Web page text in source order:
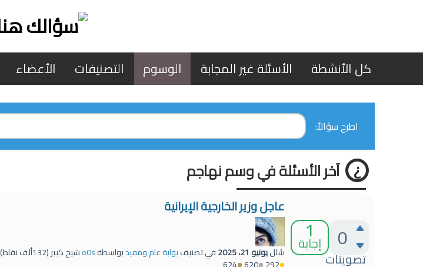
كل الأنشطة الأسئلة غير المجابة الوسوم التصنيفات الأعضاء
اطرح سؤالاً:
آخر الأسئلة في وسم نهاجم
0
تصويتات
1
إجابة
عاجل وزير الخارجية الإيرانية
سُئليونيو 21، 2025 في تصنيفبوابة عام ومفيدبواسطةo0sشيخ كبير(132ألف
نقاط)